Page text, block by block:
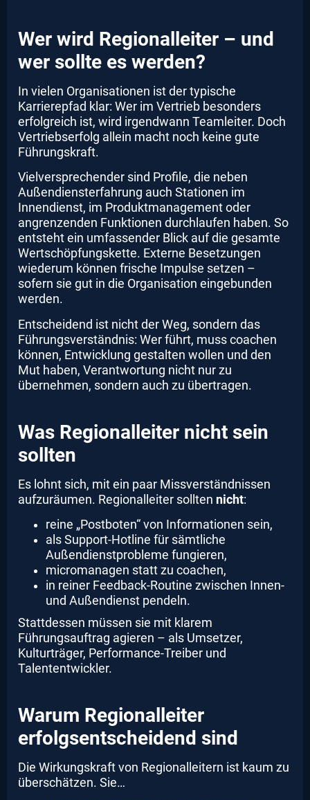
Wer wird Regionalleiter – und
wer sollte es werden?
In vielen Organisationen ist der typische
Karrierepfad klar: Wer im Vertrieb besonders
erfolgreich ist, wird irgendwann Teamleiter. Doch
Vertriebserfolg allein macht noch keine gute
Führungskraft.
Vielversprechender sind Profile, die neben
Außendiensterfahrung auch Stationen im
Innendienst, im Produktmanagement oder
angrenzenden Funktionen durchlaufen haben. So
entsteht ein umfassender Blick auf die gesamte
Wertschöpfungskette. Externe Besetzungen
wiederum können frische Impulse setzen –
sofern sie gut in die Organisation eingebunden
werden.
Entscheidend ist nicht der Weg, sondern das
Führungsverständnis: Wer führt, muss coachen
können, Entwicklung gestalten wollen und den
Mut haben, Verantwortung nicht nur zu
übernehmen, sondern auch zu übertragen.
Was Regionalleiter nicht sein
sollten
Es lohnt sich, mit ein paar Missverständnissen
aufzuräumen. Regionalleiter sollten nicht:
reine „Postboten“ von Informationen sein,
als Support-Hotline für sämtliche
Außendienstprobleme fungieren,
micromanagen statt zu coachen,
in reiner Feedback-Routine zwischen Innen-
und Außendienst pendeln.
Stattdessen müssen sie mit klarem
Führungsauftrag agieren – als Umsetzer,
Kulturträger, Performance-Treiber und
Talententwickler.
Warum Regionalleiter
erfolgsentscheidend sind
Die Wirkungskraft von Regionalleitern ist kaum zu
überschätzen. Sie…